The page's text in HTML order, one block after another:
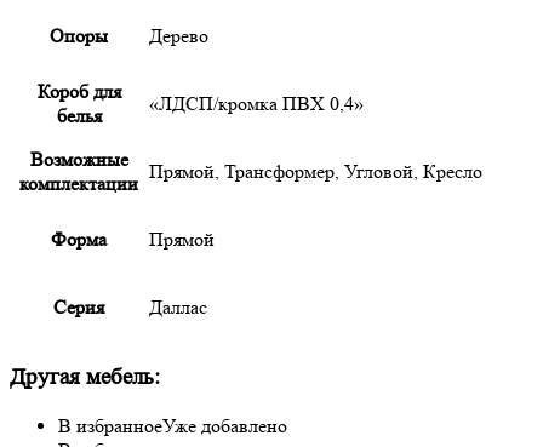
Опоры Дерево
Короб для
белья
«ЛДСП/кромка ПВХ 0,4»
Возможные
комплектации
Прямой, Трансформер, Угловой, Кресло
Форма Прямой
Серия Даллас
Другая мебель:
В избранноеУже добавлено